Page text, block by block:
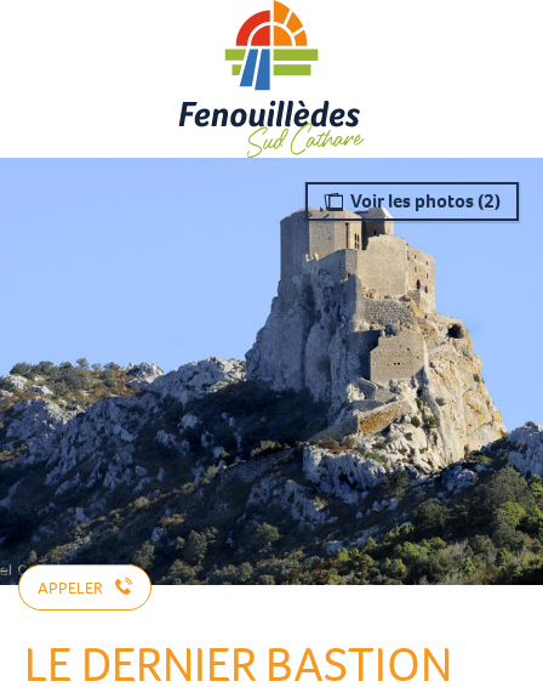
Voir les photos (2)
APPELER
LE DERNIER BASTION